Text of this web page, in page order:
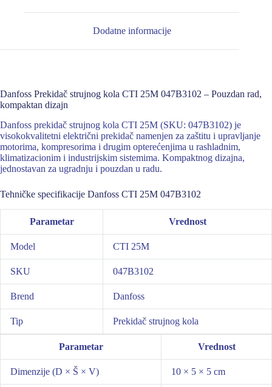
Dodatne informacije
Danfoss Prekidač strujnog kola CTI 25M 047B3102 – Pouzdan rad,
kompaktan dizajn
Danfoss prekidač strujnog kola CTI 25M (SKU: 047B3102) je
visokokvalitetni električni prekidač namenjen za zaštitu i upravljanje
motorima, kompresorima i drugim opterećenjima u rashladnim,
klimatizacionim i industrijskim sistemima. Kompaktnog dizajna,
jednostavan za ugradnju i pouzdan u radu.
Tehničke specifikacije Danfoss CTI 25M 047B3102
Parametar Vrednost
Model CTI 25M
SKU 047B3102
Brend Danfoss
Tip Prekidač strujnog kola
Parametar Vrednost
Dimenzije (D × Š × V) 10 × 5 × 5 cm